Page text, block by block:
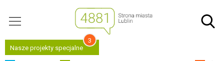
Nasze projekty specjalne
3